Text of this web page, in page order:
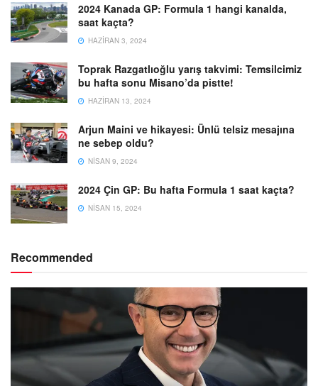
2024 Kanada GP: Formula 1 hangi kanalda,
saat kaçta?
HAZIRAN 3, 2024
Toprak Razgatlıoğlu yarış takvimi: Temsilcimiz
bu hafta sonu Misano’da pistte!
HAZIRAN 13, 2024
Arjun Maini ve hikayesi: Ünlü telsiz mesajına
ne sebep oldu?
NISAN 9, 2024
2024 Çin GP: Bu hafta Formula 1 saat kaçta?
NISAN 15, 2024
Recommended